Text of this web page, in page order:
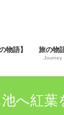
物語】 旅の物
Journey
へ紅葉